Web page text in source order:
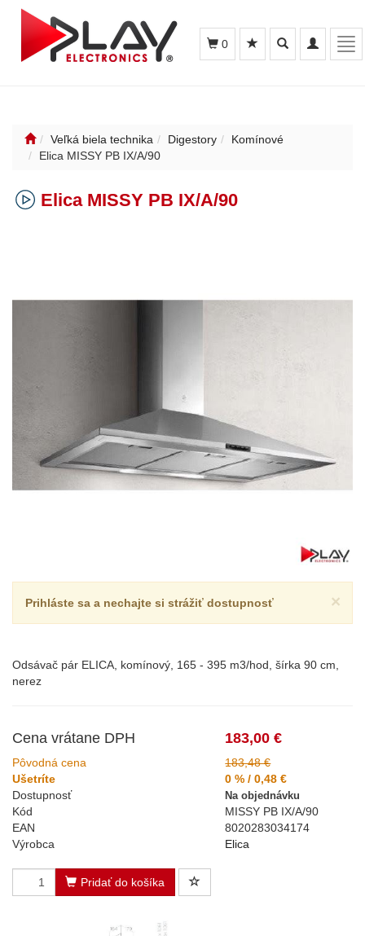
Toggle
navigation
Toggle
search
0
Veľká biela technika Digestory
Komínové
Elica MISSY PB IX/A/90
Elica MISSY PB IX/A/90
×
Prihláste sa a nechajte si strážiť dostupnosť
Odsávač pár ELICA, komínový, 165 - 395 m3/hod, šírka 90 cm,
nerez
Cena vrátane DPH 183,00 €
Pôvodná cena
183,48 €
Ušetríte
0 % / 0,48 €
Dostupnosť
Na objednávku
Kód
MISSY PB IX/A/90
EAN
8020283034174
Výrobca
Elica
Pridať do košíka